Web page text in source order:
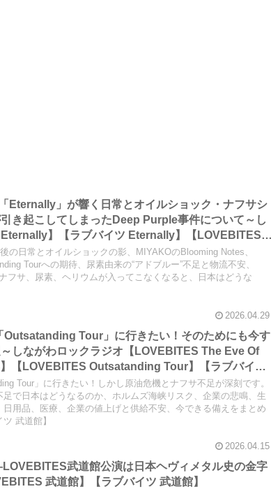
Eternally」が響く日常とオイルショック・ナフサシ
き起こしてしまったDeep Purple事件について～し
】【ラブバイツ Eternally】【LOVEBITES
Asami Birthday Party】
の日常とオイルショックの影、MIYAKOのBlooming Notes、
Tourへの期待、尿素由来の“アドブルー”不足と物流不安、
フサ、尿素、ヘリウムが入ってこなくなると、日本はどうな
2026.04.29
Outsatanding Tour」に行きたい！そのためにも今す
しながわロックラジオ【LOVEBITES The Eve Of
【LOVEBITES Outsatanding Tour】【ラブバイツ
Tour」に行きたい！しかし原油危機とナフサ不足が深刻です。
で日本はどうなるのか、ホルムズ海峡リスク、企業の悲鳴、生
用品、医療、企業の値上げと供給不安、今できる備えをまとめ
武道館】
2026.04.15
武道館公演は日本ヘヴィメタル史の金字
武道館】【ラブバイツ 武道館】